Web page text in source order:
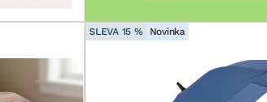
SLEVA 15 % Novinka